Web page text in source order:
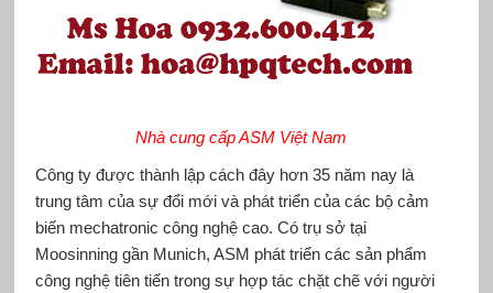
Nhà cung cấp ASM Việt Nam
Công ty được thành lập cách đây hơn 35 năm nay là
trung tâm của sự đổi mới và phát triển của các bộ cảm
biến mechatronic công nghệ cao. Có trụ sở tại
Moosinning gần Munich, ASM phát triển các sản phẩm
công nghệ tiên tiến trong sự hợp tác chặt chẽ với người